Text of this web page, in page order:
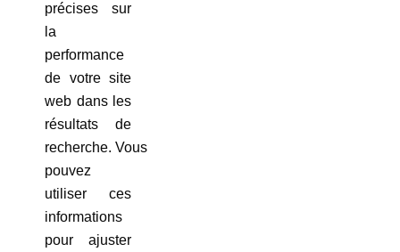
précises sur
la
performance
de votre site
web dans les
résultats de
recherche. Vous
pouvez
utiliser ces
informations
pour ajuster